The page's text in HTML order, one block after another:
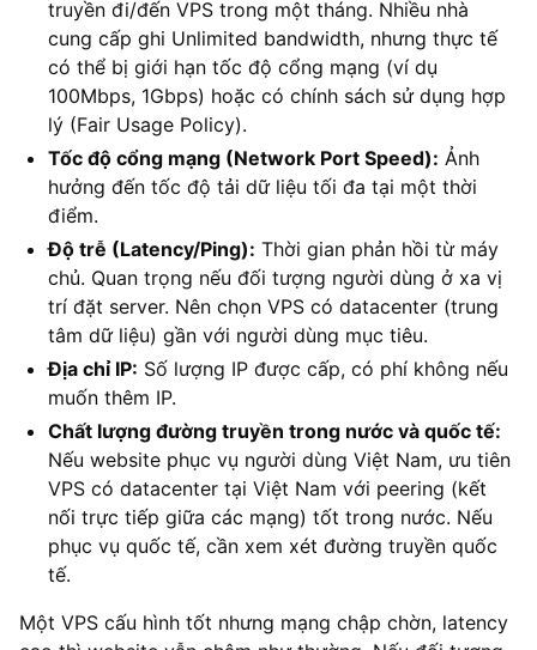
truyền đi/đến VPS trong một tháng. Nhiều nhà
cung cấp ghi Unlimited bandwidth, nhưng thực tế
có thể bị giới hạn tốc độ cổng mạng (ví dụ
100Mbps, 1Gbps) hoặc có chính sách sử dụng hợp
lý (Fair Usage Policy).
Tốc độ cổng mạng (Network Port Speed): Ảnh
hưởng đến tốc độ tải dữ liệu tối đa tại một thời
điểm.
Độ trễ (Latency/Ping): Thời gian phản hồi từ máy
chủ. Quan trọng nếu đối tượng người dùng ở xa vị
trí đặt server. Nên chọn VPS có datacenter (trung
tâm dữ liệu) gần với người dùng mục tiêu.
Địa chỉ IP: Số lượng IP được cấp, có phí không nếu
muốn thêm IP.
Chất lượng đường truyền trong nước và quốc tế:
Nếu website phục vụ người dùng Việt Nam, ưu tiên
VPS có datacenter tại Việt Nam với peering (kết
nối trực tiếp giữa các mạng) tốt trong nước. Nếu
phục vụ quốc tế, cần xem xét đường truyền quốc
tế.
Một VPS cấu hình tốt nhưng mạng chập chờn, latency